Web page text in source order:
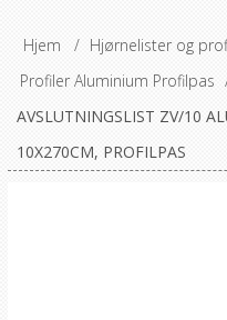
Hjem / Hjørnelister og
Profiler Aluminium Profilpas
AVSLUTNINGSLIST ZV/10
10X270CM, PROFILPAS